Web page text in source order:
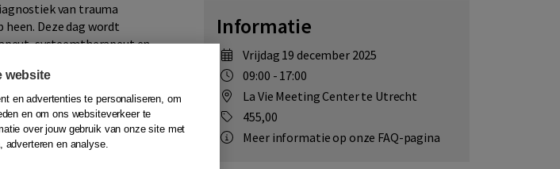
van trauma
Deze dag wordt
systeemtherapeut en
Universiteit, en door
ontwikkeling, systeem en
deze masterclass
Informatie
vrijdag 19 december 2025
09:00 - 17:00
La Vie Meeting Center te Utrecht
455,00
Meer informatie op onze FAQ-pagina
website
en advertenties te personaliseren, om
en om ons websiteverkeer te
over jouw gebruik van onze site met
en analyse.